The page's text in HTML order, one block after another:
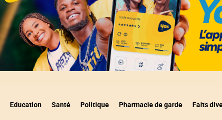
Education Santé Politique Pharmacie de garde Faits